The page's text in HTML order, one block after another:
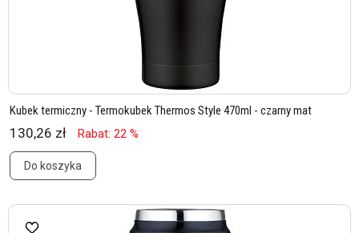
Kubek termiczny - Termokubek Thermos Style 470ml - czarny mat
130,26 zł Rabat: 22 %
Do koszyka